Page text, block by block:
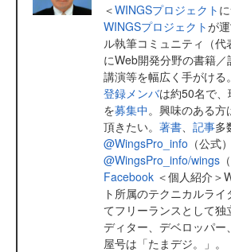
＜WINGSプロジェクト
WINGSプロジェクトが
ル執筆コミュニティ（
にWeb開発分野の書籍／
講演等を幅広く手がけ
登録メンバは約50名で
を募集中。興味のある
頂きたい。 著書 記事多
@WingsPro_info （公式）
@WingsPro_info/wings
Facebook ＜個人紹介＞
ト所属のテクニカルラ
てフリーランスとして独
ディター、デベロッパー
屋号は「たまデジ。」。